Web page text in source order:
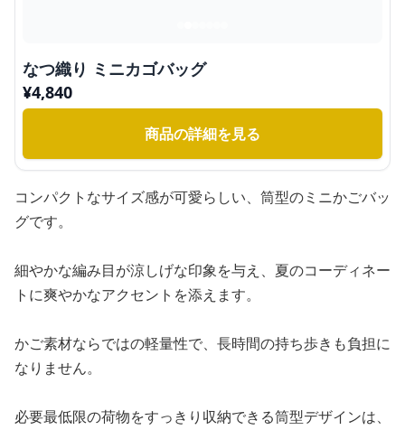
なつ織り ミニカゴバッグ
¥4,840
商品の詳細を見る
コンパクトなサイズ感が可愛らしい、筒型のミニかごバッ
グです。
細やかな編み目が涼しげな印象を与え、夏のコーディネー
トに爽やかなアクセントを添えます。
かご素材ならではの軽量性で、長時間の持ち歩きも負担に
なりません。
必要最低限の荷物をすっきり収納できる筒型デザインは、